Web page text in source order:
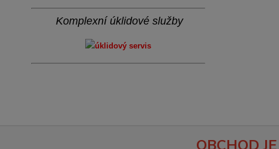
Komplexní úklidové služby